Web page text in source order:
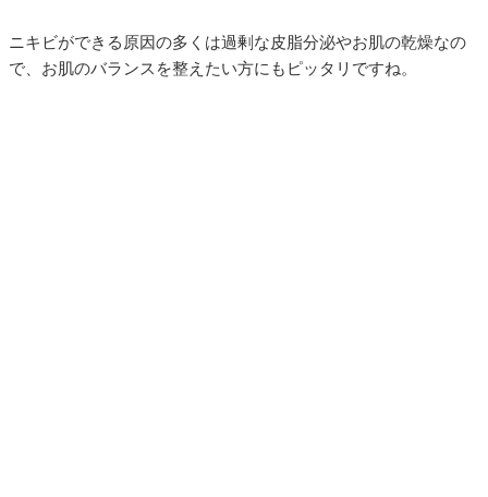
ニキビができる原因の多くは過剰な皮脂分泌やお肌の乾燥なの
で、お肌のバランスを整えたい方にもピッタリですね。